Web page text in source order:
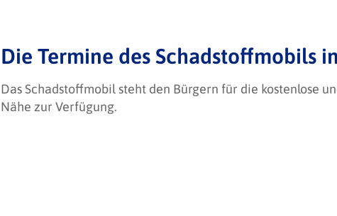
Die Termine des Schadstoffmobils
Das Schadstoffmobil steht den Bürgern für die kostenlose
Nähe zur Verfügung.